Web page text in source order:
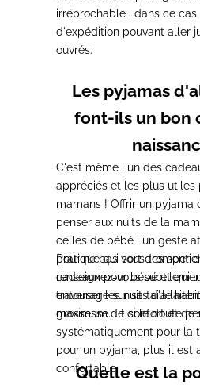
irréprochable : dans ce
d'expédition pouvant aller
ouvrés.
Les pyjamas
font-ils un bon
C'est même l'un des
appréciés et les plus utiles
mamans ! Offrir un pyjama
penser aux nuits de la
celles de bébé ; un geste
pratique qui sort des
cadeaux pour bébé et qui
traverser les nuits
maximum de confort et de
Pour ne pas vous tromper
renseignez-vous
entourage sur sa taille
grossesse. Et si le doute
systématiquement pour la
pour un pyjama, plus il est
confortable.
Quelle est la